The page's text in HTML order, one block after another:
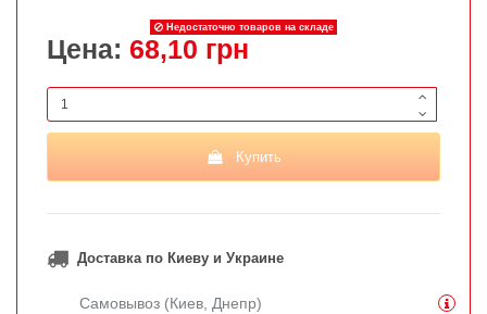
Недостаточно товаров на складе
Цена: 68,10 грн
Купить
Доставка по Киеву и Украине
Самовывоз (Киев, Днепр)